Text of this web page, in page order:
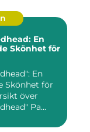
En
Skönhet för
En
Skönhet för
"Palettblad Redhead" Pa...